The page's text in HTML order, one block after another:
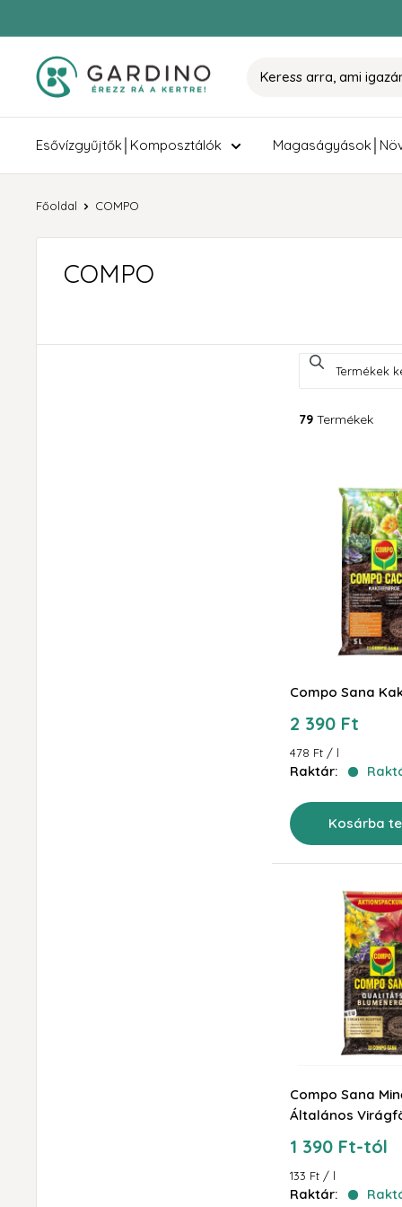
Gardino
Esővízgyűjtők│Komposztálók
Főoldal COMPO
COMPO
Termékek
Use this input
79 Termékek
Compo Sana
Akciós
2 390 Ft
478 Ft / l
Raktár:
Kosárba
Compo Sana
Általános
Akciós
1 390 Ft-tól
133 Ft / l
Raktár: